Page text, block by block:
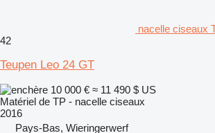
nacelle ciseaux
42
Teupen Leo 24 GT
10 000 € ≈ 11 490 $ US
Matériel de TP - nacelle ciseaux
2016
Pays-Bas, Wieringerwerf